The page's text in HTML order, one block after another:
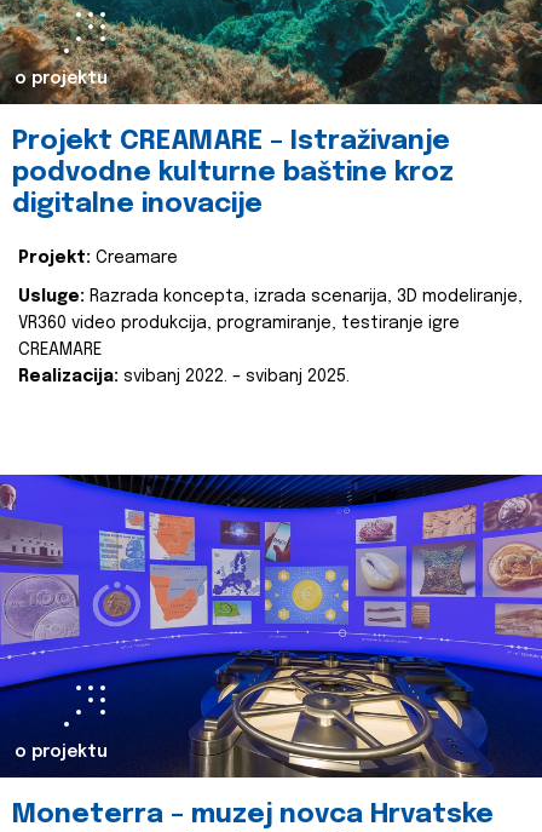
o projektu
Projekt CREAMARE – Istraživanje
podvodne kulturne baštine kroz
digitalne inovacije
Projekt: Creamare
Usluge: Razrada koncepta, izrada scenarija, 3D modeliranje,
VR360 video produkcija, programiranje, testiranje igre
CREAMARE
Realizacija: svibanj 2022. – svibanj 2025.
o projektu
Moneterra – muzej novca Hrvatske